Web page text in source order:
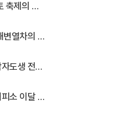
축제의 반
변열차의 유
도생 전쟁
소 이달 말